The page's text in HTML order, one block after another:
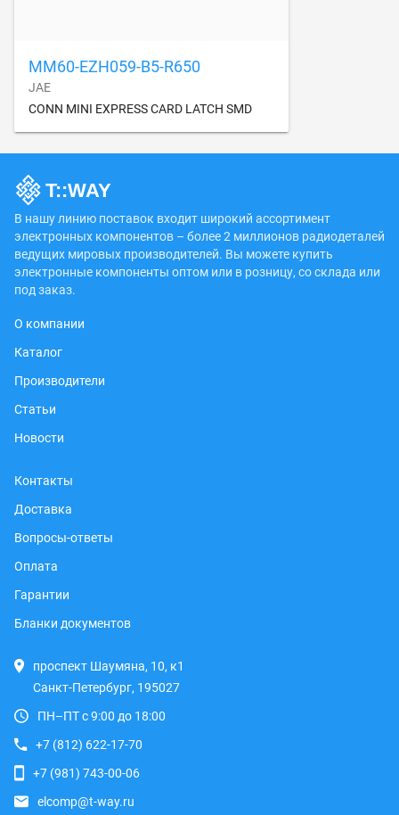
MM60-EZH059-B5-R650
JAE
CONN MINI EXPRESS CARD LATCH SMD
В нашу линию поставок входит широкий ассортимент
электронных компонентов – более 2 миллионов радиодеталей
ведущих мировых производителей. Вы можете купить
электронные компоненты оптом или в розницу, со склада или
под заказ.
О компании
Каталог
Производители
Статьи
Новости
Контакты
Доставка
Вопросы-ответы
Оплата
Гарантии
Бланки документов
проспект Шаумяна, 10, к1
Санкт-Петербург, 195027
ПН–ПТ с 9:00 до 18:00
+7 (812) 622-17-70
+7 (981) 743-00-06
elcomp@t-way.ru